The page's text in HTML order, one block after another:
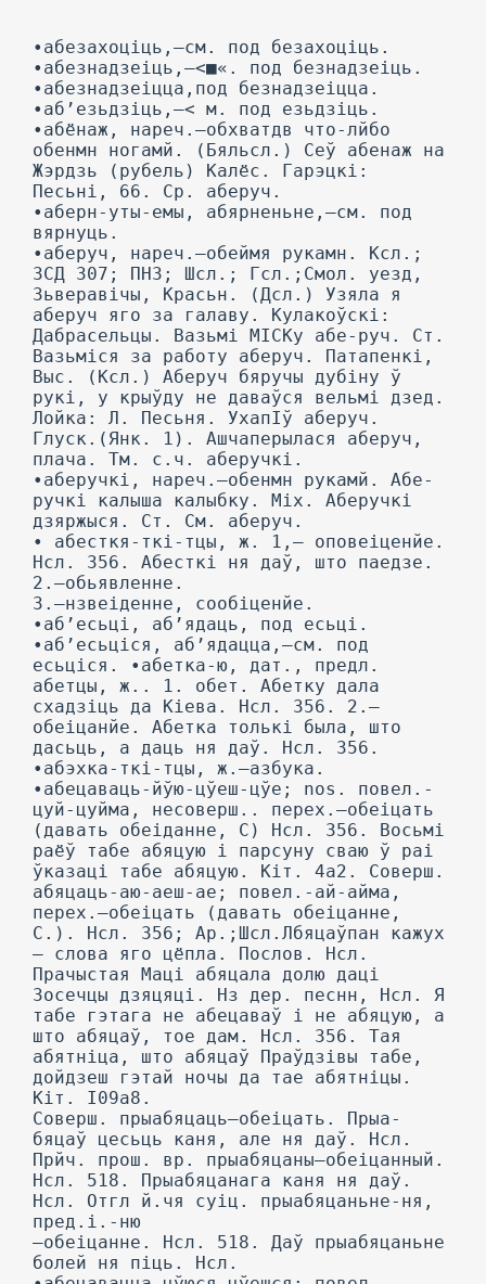
•абезахоціць,—см. под безахоціць.
•абезнадзеіць,—<■«. под безнадзеіць.
•абезнадзеіцца,под безнадзеіцца.
•аб’езьдзіць,—< м. под езьдзіць.
•абёнаж, нареч.—обхватдв что-лйбо
обенмн ногамй. (Бяльсл.) Сеў абенаж на
Жэрдзь (рубель) Калёс. Гарэцкі:
Песьні, 66. Ср. аберуч.
•аберн-уты-емы, абярненьне,—см. под
вярнуць.
•аберуч, нареч.—обеймя рукамн. Ксл.;
ЗСД 307; ПНЗ; Шсл.; Гсл.;Смол. уезд,
Зьверавічы, Красьн. (Дсл.) Узяла я
аберуч яго за галаву. Кулакоўскі:
Дабрасельцы. Вазьмі МІСКу абе-руч. Ст.
Вазьміся за работу аберуч. Патапенкі,
Выс. (Ксл.) Аберуч бяручы дубіну ў
рукі, у крыўду не даваўся вельмі дзед.
Лойка: Л. Песьня. УхапІў аберуч.
Глуск.(Янк. 1). Ашчаперылася аберуч,
плача. Тм. с.ч. аберучкі.
•аберучкі, нареч.—обенмн рукамй. Абе-
ручкі калыша калыбку. Mix. Аберучкі
дзяржыся. Ст. См. аберуч.
• абесткя-ткі-тцы, ж. 1,— оповеіценйе.
Нсл. 356. Абесткі ня даў, што паедзе.
2.—обьявленне.
3.—нзвеіденне, сообіценйе.
•аб’есьці, аб’ядаць, под есьці.
•аб’есьціся, аб’ядацца,—см. под
есьціся. •абетка-ю, дат., предл.
абетцы, ж.. 1. обет. Абетку дала
схадзіць да Кіева. Нсл. 356. 2.—
обеіцанйе. Абетка толькі была, што
дасьць, а даць ня даў. Нсл. 356.
•абэхка-ткі-тцы, ж.—азбука.
•абецаваць-йўю-цўеш-цўе; nos. повел.-
цуй-цуйма, несоверш.. перех.—обеіцать
(давать обеіданне, С) Нсл. 356. Восьмі
раёў табе абяцую і парсуну сваю ў раі
ўказаці табе абяцую. Кіт. 4а2. Соверш.
абяцаць-аю-аеш-ае; повел.-ай-айма,
перех.—обеіцать (давать обеіцанне,
С.). Нсл. 356; Ар.;Шсл.Лбяцаўпан кажух
— слова яго цёпла. Послов. Нсл.
Прачыстая Маці абяцала долю даці
Зосечцы дзяцяці. Нз дер. песнн, Нсл. Я
табе гэтага не абецаваў і не абяцую, а
што абяцаў, тое дам. Нсл. 356. Тая
абятніца, што абяцаў Праўдзівы табе,
дойдзеш гэтай ночы да тае абятніцы.
Кіт. І09а8.
Соверш. прыабяцаць—обеіцать. Прыа-
бяцаў цесьць каня, але ня даў. Нсл.
Прйч. прош. вр. прыабяцаны—обеіцанный.
Нсл. 518. Прыабяцанага каня ня даў.
Нсл. Отгл й.чя суіц. прыабяцаньне-ня,
пред.і.-ню
—обеіцанне. Нсл. 518. Даў прыабяцаньне
болей ня піць. Нсл.